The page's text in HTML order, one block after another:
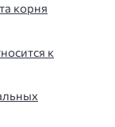
корня
к